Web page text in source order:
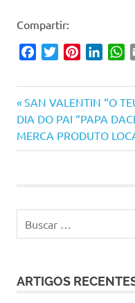
Compartir:
FacebookTwitterPinterest
Navegación
de
Entrada
anterior:
SAN VALENTIN “O
Siguiente
entrada:
DIA DO PAI “PAPA
MERCA PRODUTO
ARTIGOS